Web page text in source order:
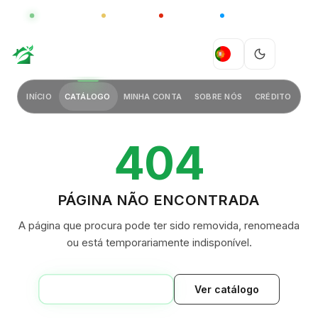
GLOBAL CHINA
PT
INÍCIO CATÁLOGO MINHA CONTA SOBRE NÓS CRÉDITO
404
PÁGINA NÃO ENCONTRADA
A página que procura pode ter sido removida, renomeada
ou está temporariamente indisponível.
Ver catálogo